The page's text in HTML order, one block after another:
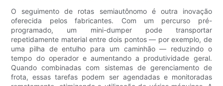
O seguimento de rotas semiautônomo é outra inovação
oferecida pelos fabricantes. Com um percurso pré-
programado, um mini-dumper pode transportar
repetidamente material entre dois pontos — por exemplo, de
uma pilha de entulho para um caminhão — reduzindo o
tempo do operador e aumentando a produtividade geral.
Quando combinadas com sistemas de gerenciamento de
frota, essas tarefas podem ser agendadas e monitoradas